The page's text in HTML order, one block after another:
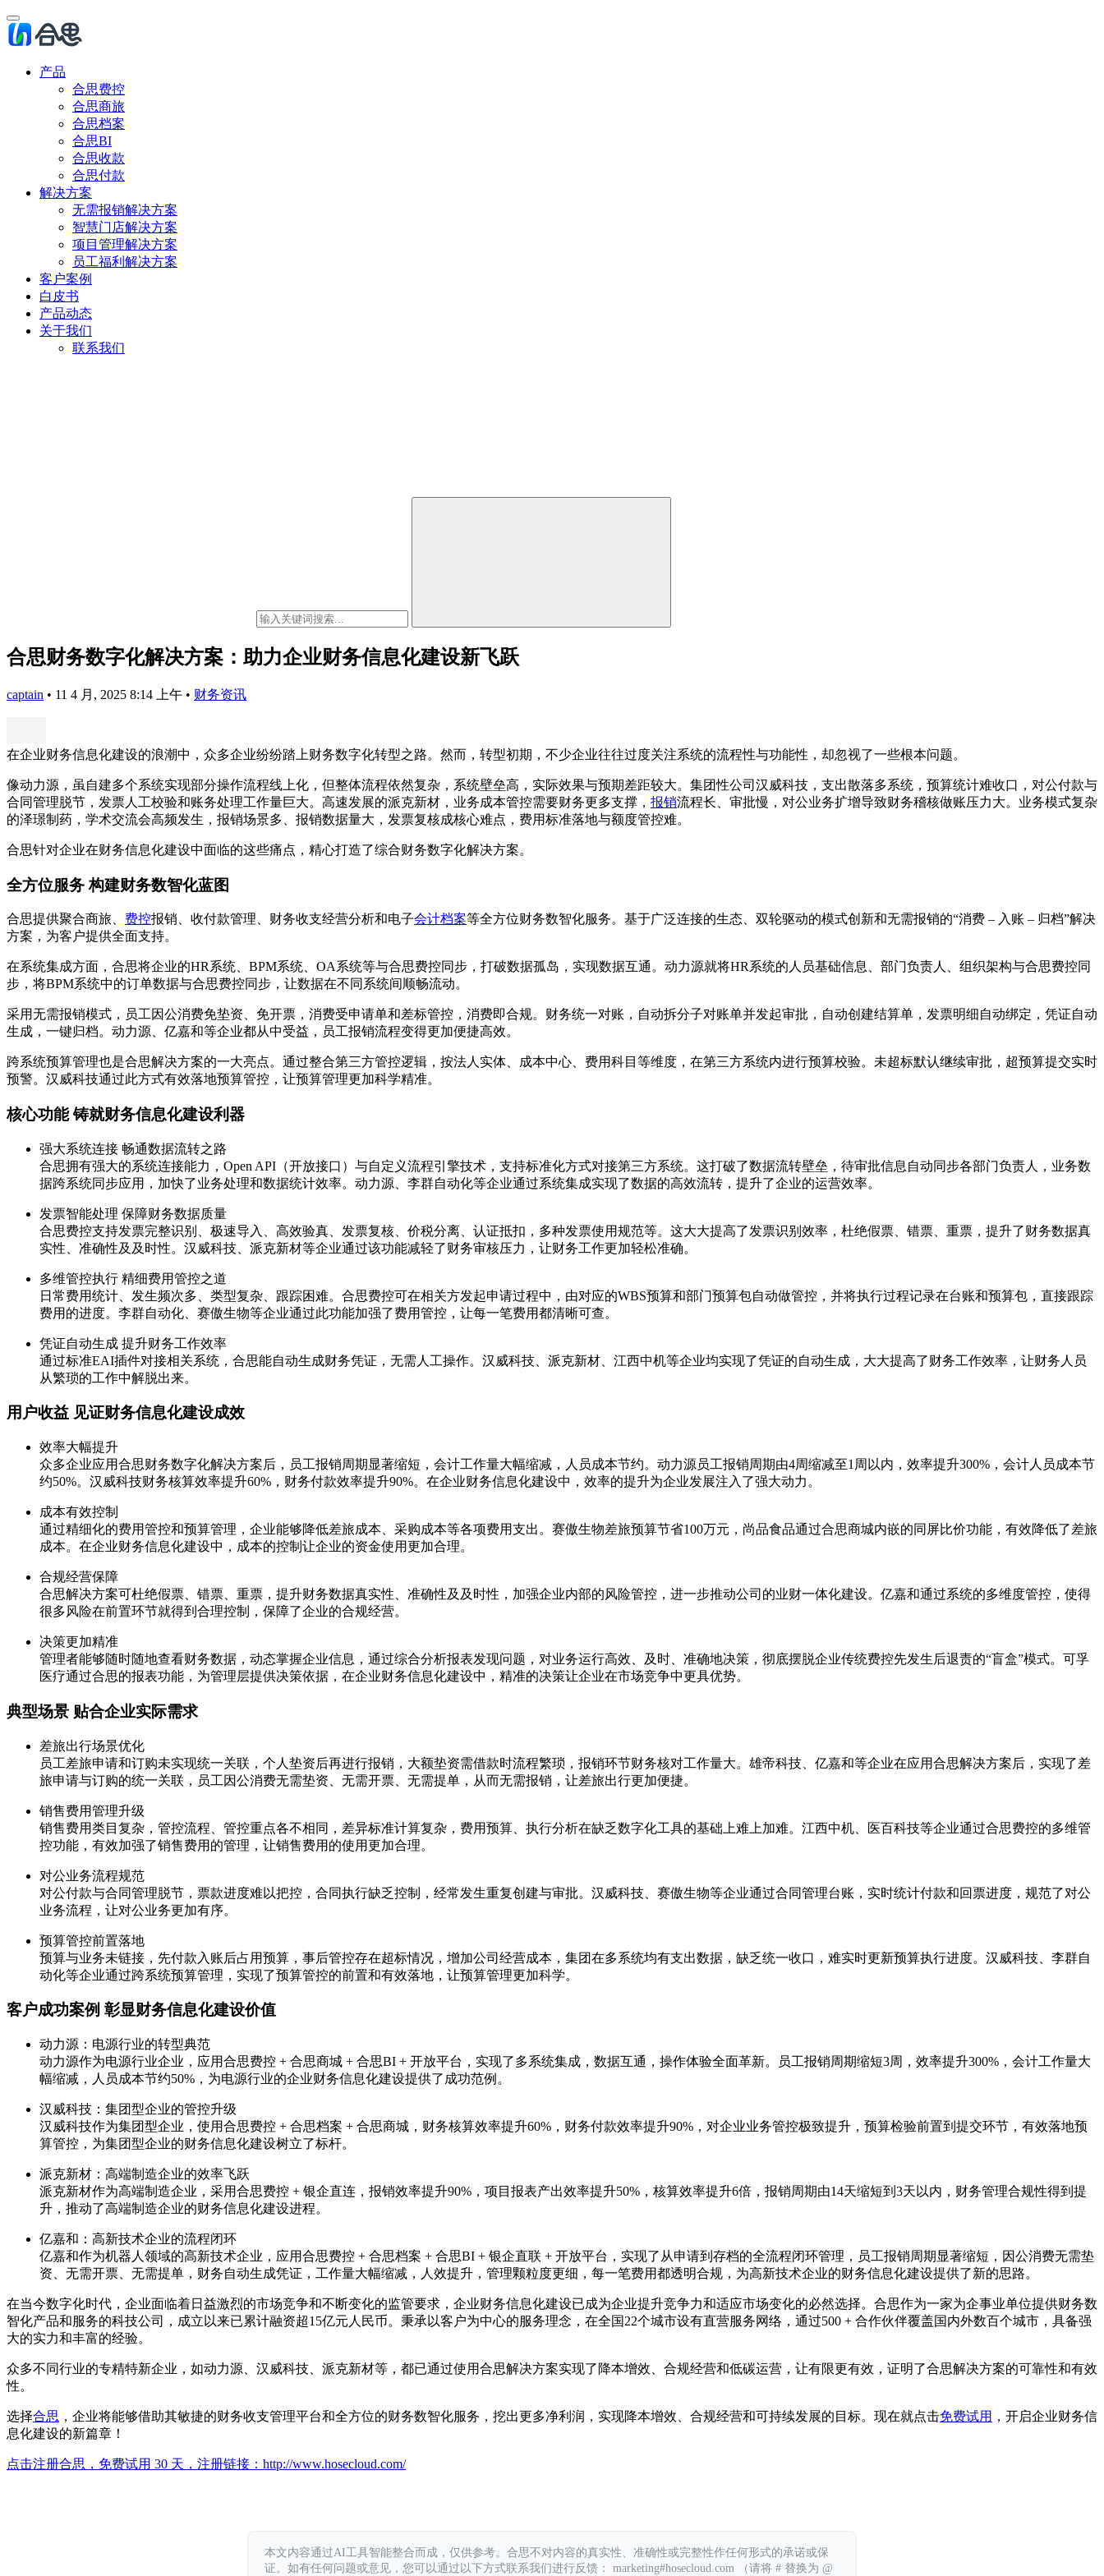
产品
合思费控
合思商旅
合思档案
合思BI
合思收款
合思付款
解决方案
无需报销解决方案
智慧门店解决方案
项目管理解决方案
员工福利解决方案
客户案例
白皮书
产品动态
关于我们
联系我们
合思财务数字化解决方案：助力企业财务信息化建设新飞跃
captain • 11 4 月, 2025 8:14 上午 • 财务资讯
在企业财务信息化建设的浪潮中，众多企业纷纷踏上财务数字化转型之路。然而，转型初期，不少企业往往过度关注系统的流程性与功能性，却忽视了一些根本问题。
像动力源，虽自建多个系统实现部分操作流程线上化，但整体流程依然复杂，系统壁垒高，实际效果与预期差距较大。集团性公司汉威科技，支出散落多系统，预算统计难收口，对公付款与
合同管理脱节，发票人工校验和账务处理工作量巨大。高速发展的派克新材，业务成本管控需要财务更多支撑， 报销流程长、审批慢，对公业务扩增导致财务稽核做账压力大。业务模式复杂
的泽璟制药，学术交流会高频发生，报销场景多、报销数据量大，发票复核成核心难点，费用标准落地与额度管控难。
合思针对企业在财务信息化建设中面临的这些痛点，精心打造了综合财务数字化解决方案。
全方位服务 构建财务数智化蓝图
合思提供聚合商旅、 费控报销、收付款管理、财务收支经营分析和电子会计档案等全方位财务数智化服务。基于广泛连接的生态、双轮驱动的模式创新和无需报销的“消费 – 入账 – 归档”解决
方案，为客户提供全面支持。
在系统集成方面，合思将企业的HR系统、BPM系统、OA系统等与合思费控同步，打破数据孤岛，实现数据互通。动力源就将HR系统的人员基础信息、部门负责人、组织架构与合思费控同
步，将BPM系统中的订单数据与合思费控同步，让数据在不同系统间顺畅流动。
采用无需报销模式，员工因公消费免垫资、免开票，消费受申请单和差标管控，消费即合规。财务统一对账，自动拆分子对账单并发起审批，自动创建结算单，发票明细自动绑定，凭证自动
生成，一键归档。动力源、亿嘉和等企业都从中受益，员工报销流程变得更加便捷高效。
跨系统预算管理也是合思解决方案的一大亮点。通过整合第三方管控逻辑，按法人实体、成本中心、费用科目等维度，在第三方系统内进行预算校验。未超标默认继续审批，超预算提交实时
预警。汉威科技通过此方式有效落地预算管控，让预算管理更加科学精准。
核心功能 铸就财务信息化建设利器
强大系统连接 畅通数据流转之路
合思拥有强大的系统连接能力，Open API（开放接口）与自定义流程引擎技术，支持标准化方式对接第三方系统。这打破了数据流转壁垒，待审批信息自动同步各部门负责人，业务数
据跨系统同步应用，加快了业务处理和数据统计效率。动力源、李群自动化等企业通过系统集成实现了数据的高效流转，提升了企业的运营效率。
发票智能处理 保障财务数据质量
合思费控支持发票完整识别、极速导入、高效验真、发票复核、价税分离、认证抵扣，多种发票使用规范等。这大大提高了发票识别效率，杜绝假票、错票、重票，提升了财务数据真
实性、准确性及及时性。汉威科技、派克新材等企业通过该功能减轻了财务审核压力，让财务工作更加轻松准确。
多维管控执行 精细费用管控之道
日常费用统计、发生频次多、类型复杂、跟踪困难。合思费控可在相关方发起申请过程中，由对应的WBS预算和部门预算包自动做管控，并将执行过程记录在台账和预算包，直接跟踪
费用的进度。李群自动化、赛傲生物等企业通过此功能加强了费用管控，让每一笔费用都清晰可查。
凭证自动生成 提升财务工作效率
通过标准EAI插件对接相关系统，合思能自动生成财务凭证，无需人工操作。汉威科技、派克新材、江西中机等企业均实现了凭证的自动生成，大大提高了财务工作效率，让财务人员
从繁琐的工作中解脱出来。
用户收益 见证财务信息化建设成效
效率大幅提升
众多企业应用合思财务数字化解决方案后，员工报销周期显著缩短，会计工作量大幅缩减，人员成本节约。动力源员工报销周期由4周缩减至1周以内，效率提升300%，会计人员成本节
约50%。汉威科技财务核算效率提升60%，财务付款效率提升90%。在企业财务信息化建设中，效率的提升为企业发展注入了强大动力。
成本有效控制
通过精细化的费用管控和预算管理，企业能够降低差旅成本、采购成本等各项费用支出。赛傲生物差旅预算节省100万元，尚品食品通过合思商城内嵌的同屏比价功能，有效降低了差旅
成本。在企业财务信息化建设中，成本的控制让企业的资金使用更加合理。
合规经营保障
合思解决方案可杜绝假票、错票、重票，提升财务数据真实性、准确性及及时性，加强企业内部的风险管控，进一步推动公司的业财一体化建设。亿嘉和通过系统的多维度管控，使得
很多风险在前置环节就得到合理控制，保障了企业的合规经营。
决策更加精准
管理者能够随时随地查看财务数据，动态掌握企业信息，通过综合分析报表发现问题，对业务运行高效、及时、准确地决策，彻底摆脱企业传统费控先发生后退责的“盲盒”模式。可孚
医疗通过合思的报表功能，为管理层提供决策依据，在企业财务信息化建设中，精准的决策让企业在市场竞争中更具优势。
典型场景 贴合企业实际需求
差旅出行场景优化
员工差旅申请和订购未实现统一关联，个人垫资后再进行报销，大额垫资需借款时流程繁琐，报销环节财务核对工作量大。雄帝科技、亿嘉和等企业在应用合思解决方案后，实现了差
旅申请与订购的统一关联，员工因公消费无需垫资、无需开票、无需提单，从而无需报销，让差旅出行更加便捷。
销售费用管理升级
销售费用类目复杂，管控流程、管控重点各不相同，差异标准计算复杂，费用预算、执行分析在缺乏数字化工具的基础上难上加难。江西中机、医百科技等企业通过合思费控的多维管
控功能，有效加强了销售费用的管理，让销售费用的使用更加合理。
对公业务流程规范
对公付款与合同管理脱节，票款进度难以把控，合同执行缺乏控制，经常发生重复创建与审批。汉威科技、赛傲生物等企业通过合同管理台账，实时统计付款和回票进度，规范了对公
业务流程，让对公业务更加有序。
预算管控前置落地
预算与业务未链接，先付款入账后占用预算，事后管控存在超标情况，增加公司经营成本，集团在多系统均有支出数据，缺乏统一收口，难实时更新预算执行进度。汉威科技、李群自
动化等企业通过跨系统预算管理，实现了预算管控的前置和有效落地，让预算管理更加科学。
客户成功案例 彰显财务信息化建设价值
动力源：电源行业的转型典范
动力源作为电源行业企业，应用合思费控 + 合思商城 + 合思BI + 开放平台，实现了多系统集成，数据互通，操作体验全面革新。员工报销周期缩短3周，效率提升300%，会计工作量大
幅缩减，人员成本节约50%，为电源行业的企业财务信息化建设提供了成功范例。
汉威科技：集团型企业的管控升级
汉威科技作为集团型企业，使用合思费控 + 合思档案 + 合思商城，财务核算效率提升60%，财务付款效率提升90%，对企业业务管控极致提升，预算检验前置到提交环节，有效落地预
算管控，为集团型企业的财务信息化建设树立了标杆。
派克新材：高端制造企业的效率飞跃
派克新材作为高端制造企业，采用合思费控 + 银企直连，报销效率提升90%，项目报表产出效率提升50%，核算效率提升6倍，报销周期由14天缩短到3天以内，财务管理合规性得到提
升，推动了高端制造企业的财务信息化建设进程。
亿嘉和：高新技术企业的流程闭环
亿嘉和作为机器人领域的高新技术企业，应用合思费控 + 合思档案 + 合思BI + 银企直联 + 开放平台，实现了从申请到存档的全流程闭环管理，员工报销周期显著缩短，因公消费无需垫
资、无需开票、无需提单，财务自动生成凭证，工作量大幅缩减，人效提升，管理颗粒度更细，每一笔费用都透明合规，为高新技术企业的财务信息化建设提供了新的思路。
在当今数字化时代，企业面临着日益激烈的市场竞争和不断变化的监管要求，企业财务信息化建设已成为企业提升竞争力和适应市场变化的必然选择。合思作为一家为企事业单位提供财务数
智化产品和服务的科技公司，成立以来已累计融资超15亿元人民币。秉承以客户为中心的服务理念，在全国22个城市设有直营服务网络，通过500 + 合作伙伴覆盖国内外数百个城市，具备强
大的实力和丰富的经验。
众多不同行业的专精特新企业，如动力源、汉威科技、派克新材等，都已通过使用合思解决方案实现了降本增效、合规经营和低碳运营，让有限更有效，证明了合思解决方案的可靠性和有效
性。
选择合思 ，企业将能够借助其敏捷的财务收支管理平台和全方位的财务数智化服务，挖出更多净利润，实现降本增效、合规经营和可持续发展的目标。现在就点击免费试用 ，开启企业财务信
息化建设的新篇章！
点击注册合思，免费试用 30 天，注册链接： http://www.hosecloud.com/
本文内容通过AI工具智能整合而成，仅供参考。合思不对内容的真实性、准确性或完整性作任何形式的承诺或保
证。如有任何问题或意见，您可以通过以下方式联系我们进行反馈： marketing#hosecloud.com （请将 # 替换为 @